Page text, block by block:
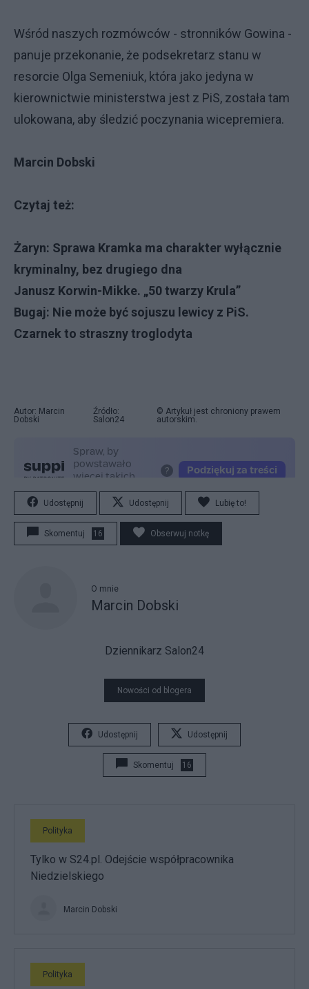
Wśród naszych rozmówców - stronników Gowina -
panuje przekonanie, że podsekretarz stanu w
resorcie Olga Semeniuk, która jako jedyna w
kierownictwie ministerstwa jest z PiS, została tam
ulokowana, aby śledzić poczynania wicepremiera.
Marcin Dobski
Czytaj też:
Żaryn: Sprawa Kramka ma charakter wyłącznie
kryminalny, bez drugiego dna
Janusz Korwin-Mikke. „50 twarzy Krula”
Bugaj: Nie może być sojuszu lewicy z PiS.
Czarnek to straszny troglodyta
Autor: Marcin
Dobski
Źródło:
Salon24
© Artykuł jest chroniony prawem
autorskim.
Udostępnij Udostępnij Lubię to!
Skomentuj 16 Obserwuj notkę
O mnie
Marcin Dobski
Dziennikarz Salon24
Nowości od blogera
Udostępnij Udostępnij
Skomentuj 16
Polityka
Tylko w S24.pl. Odejście współpracownika
Niedzielskiego
Marcin Dobski
Polityka